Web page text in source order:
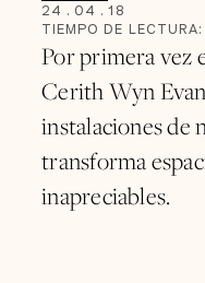
24 . 04 . 18
TIEMPO DE LECTURA:
Por primera vez
Cerith Wyn
instalaciones de
transforma
inapreciables.